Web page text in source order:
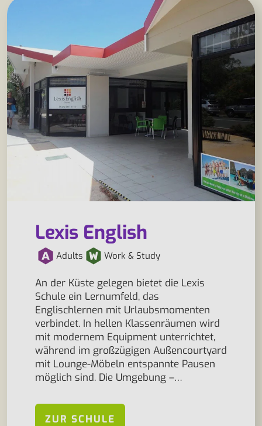
Lexis English
Adults Work & Study
An der Küste gelegen bietet die Lexis
Schule ein Lernumfeld, das
Englischlernen mit Urlaubsmomenten
verbindet. In hellen Klassenräumen wird
mit modernem Equipment unterrichtet,
während im großzügigen Außencourtyard
mit Lounge-Möbeln entspannte Pausen
möglich sind. Die Umgebung –…
ZUR SCHULE